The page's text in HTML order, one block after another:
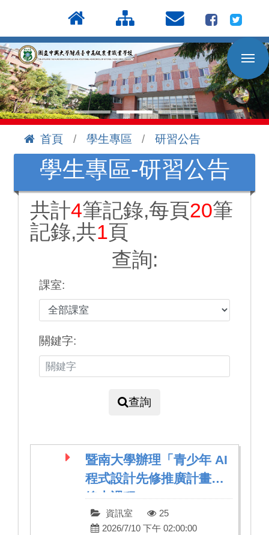
到
主
要
內
容
區
首頁 學生專區
研習公告
學生專區-研習公告
共計4筆記錄,每頁20筆
記錄,共1頁
查詢:
課室:
關鍵字:
查詢
暨南大學辦理「青少年 AI
程式設計先修推廣計畫」
線上課程
資訊室
25
2026/7/10 下午 02:00:00